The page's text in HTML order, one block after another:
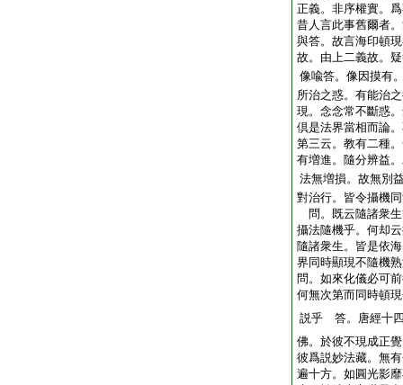
正義。非序權實。
昔人言此事舊爾者
與答。故言海印頓
故。由上二義故。
像喩答。像因摸有
所治之惑。有能治
現。念念常不斷惑
倶是法界當相而論
第三云。教有二種
有増進。隨分辨益
法無増損。故無別
對治行。皆令攝機
問。既云隨諸衆
攝法隨機乎。何却
隨諸衆生。皆是依
界同時顯現不隨機
問。如來化儀必可
何無次第而同時頓
説乎 答。唐經十
佛。於彼不現成正
彼爲説妙法藏。無
遍十方。如圓光影